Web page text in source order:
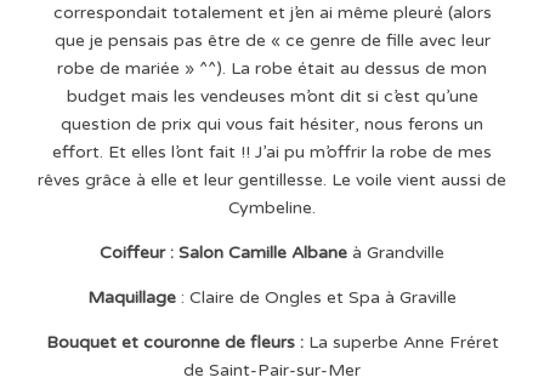
correspondait totalement et j’en ai même pleuré (alors
que je pensais pas être de « ce genre de fille avec leur
robe de mariée » ^^). La robe était au dessus de mon
budget mais les vendeuses m’ont dit si c’est qu’une
question de prix qui vous fait hésiter, nous ferons un
effort. Et elles l’ont fait !! J’ai pu m’offrir la robe de mes
rêves grâce à elle et leur gentillesse. Le voile vient aussi de
Cymbeline.
Coiffeur : Salon Camille Albane à Grandville
Maquillage : Claire de Ongles et Spa à Graville
Bouquet et couronne de fleurs : La superbe Anne Fréret
de Saint-Pair-sur-Mer